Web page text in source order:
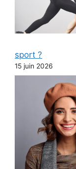
sport ?
15 juin 2026